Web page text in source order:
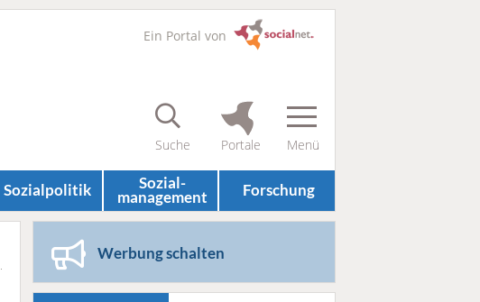
Ein Portal von
Sozial­politik Sozial­
management Forschung
Werbung schalten